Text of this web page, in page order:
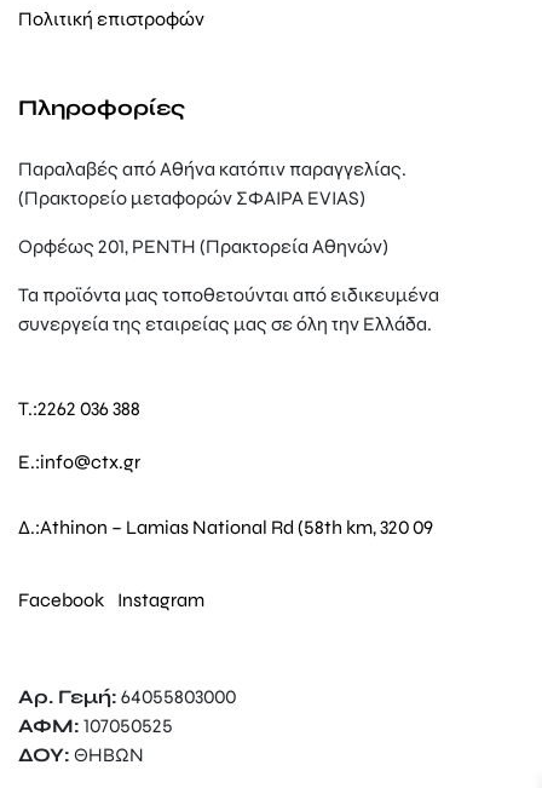
Πολιτική επιστροφών
Πληροφορίες
Παραλαβές από Αθήνα κατόπιν παραγγελίας.
(Πρακτορείο μεταφορών ΣΦΑΙΡΑ EVIAS)
Ορφέως 201, ΡΕΝΤΗ (Πρακτορεία Αθηνών)
Τα προϊόντα μας τοποθετούνται από ειδικευμένα
συνεργεία της εταιρείας μας σε όλη την Ελλάδα.
T.:2262 036 388
E.:info@ctx.gr
Δ.:Athinon – Lamias National Rd (58th km, 320 09
Facebook Instagram
Αρ. Γεμή: 64055803000
ΑΦΜ: 107050525
ΔΟΥ: ΘΗΒΩΝ